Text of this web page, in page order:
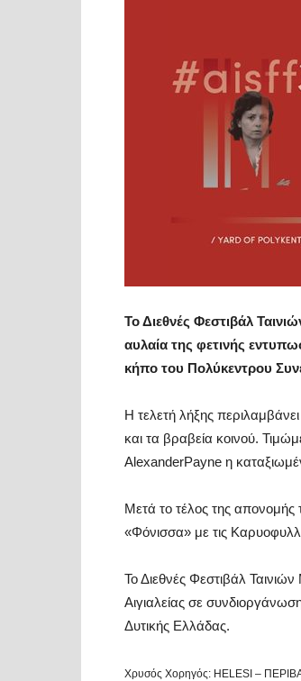
Το Διεθνές Φεστιβάλ
αυλαία της φετινής
κήπο του Πολύκεντρου
Η τελετή λήξης
και τα βραβεία κοινού.
AlexanderPayne η
Μετά το τέλος της
«Φόνισσα» με τις
Το Διεθνές Φεστιβάλ
Αιγιαλείας σε
Δυτικής Ελλάδας.
Χρυσός Χορηγός: HELESI –